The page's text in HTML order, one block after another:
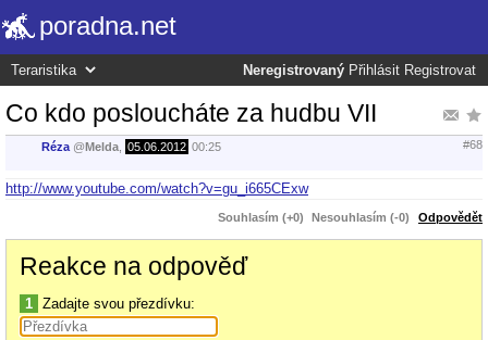
poradna.net
Neregistrovaný Přihlásit Registrovat
Co kdo posloucháte za hudbu VII
Réza @Melda 05.06.2012 00:25 #68
http://www.youtube.com/watch?v=gu_i665CExw
Souhlasím (+0) Nesouhlasím (-0) Odpovědět
Reakce na odpověď
1 Zadajte svou přezdívku: